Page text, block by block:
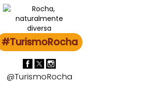
#TurismoRocha
@TurismoRocha